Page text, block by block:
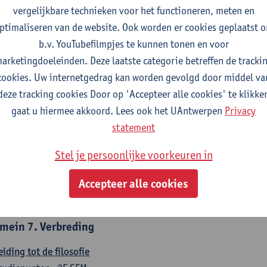
1E/2E SEM
studiepunten
Tom Van Caneghem Christine Lippens
6. Kwantitatieve methoden
statistiek en kansrekenen
2E SEM
studiepunten
Stephan Van der Veeken
methoden en technieken
1E/2E SEM
Ida Ruts
7. Verbreding
tot de filosofie
vergelijkbare technieken voor het functioneren, meten en
van de website. Ook worden er cookies geplaatst
b.v. YouTubefilmpjes te kunnen tonen en voor
Deze laatste categorie betreffen de
Uw internetgedrag kan worden gevolgd door middel
tracking cookies Door op 'Accepteer alle cookies' te
gaat u hiermee akkoord. Lees ook het UAntwerpen Privacy
statement
Stel je persoonlijke voorkeuren in
Accepteer alle cookies